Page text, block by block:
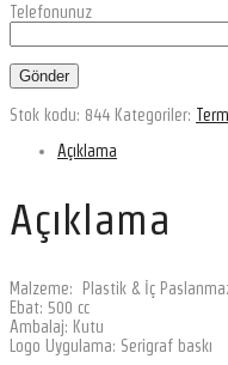
Telefonunuz
Stok kodu: 844 Kategoriler:
Açıklama
Açıklama
Malzeme: Plastik & İç
Ebat: 500 cc
Ambalaj: Kutu
Logo Uygulama: Serigraf baskı